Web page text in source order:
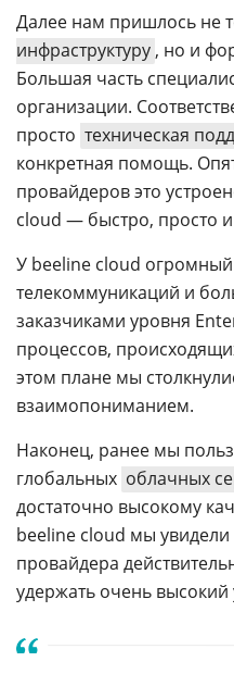
Далее нам пришлось не
инфраструктуру , но и
Большая часть
организации.
просто техническая
конкретная помощь.
провайдеров это
cloud — быстро, просто
У beeline cloud
телекоммуникаций и
заказчиками уровня
процессов,
этом плане мы
взаимопониманием.
Наконец, ранее мы
глобальных облачных
достаточно высокому
beeline cloud мы
провайдера
удержать очень высокий